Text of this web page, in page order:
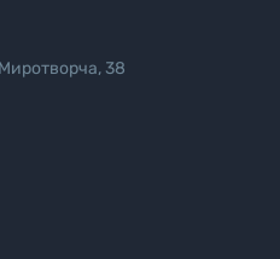
38